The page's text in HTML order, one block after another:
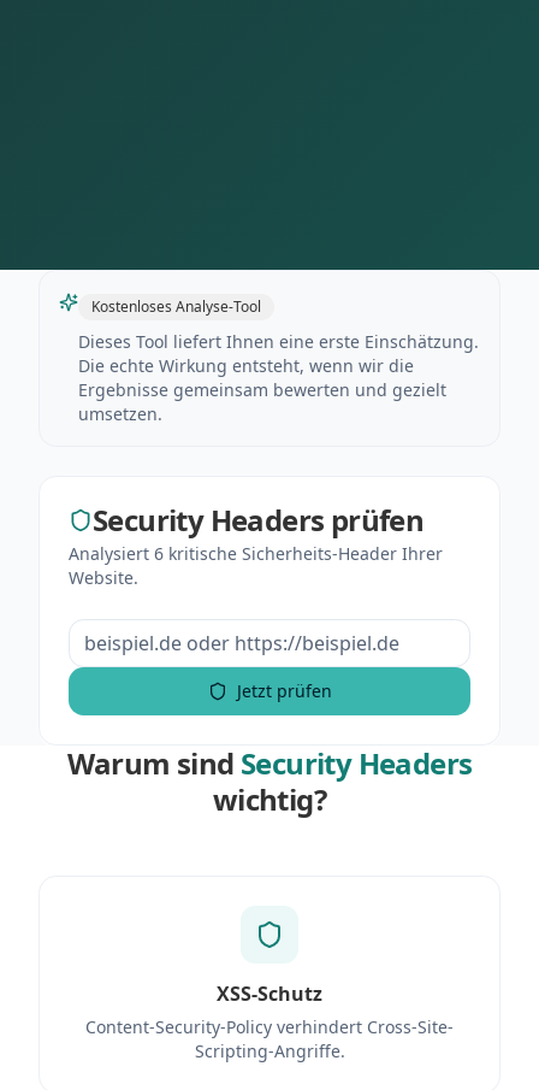
Kostenloses Analyse-Tool
Dieses Tool liefert Ihnen eine erste Einschätzung.
Die echte Wirkung entsteht, wenn wir die
Ergebnisse gemeinsam bewerten und gezielt
umsetzen.
Security Headers prüfen
Analysiert 6 kritische Sicherheits-Header Ihrer
Website.
Jetzt prüfen
Warum sind Security Headers
wichtig?
XSS-Schutz
Content-Security-Policy verhindert Cross-Site-
Scripting-Angriffe.